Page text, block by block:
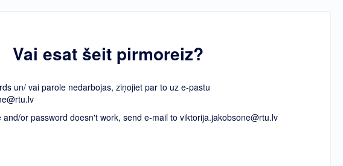
Vai esat šeit pirmoreiz?
un/ vai parole nedarbojas, ziņojiet par to uz e-pastu
and/or password doesn't work, send e-mail to viktorija.jakobsone@rtu.lv